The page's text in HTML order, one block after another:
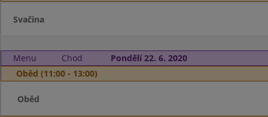
Svačina
Menu Chod
Pondělí 22. 6. 2020
Oběd (11:00 - 13:00)
Oběd